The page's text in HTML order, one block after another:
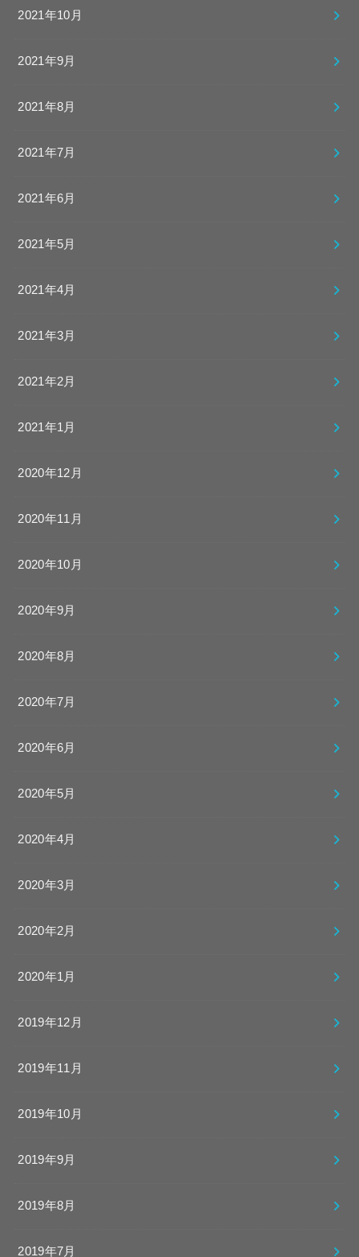
2021年10月
2021年9月
2021年8月
2021年7月
2021年6月
2021年5月
2021年4月
2021年3月
2021年2月
2021年1月
2020年12月
2020年11月
2020年10月
2020年9月
2020年8月
2020年7月
2020年6月
2020年5月
2020年4月
2020年3月
2020年2月
2020年1月
2019年12月
2019年11月
2019年10月
2019年9月
2019年8月
2019年7月